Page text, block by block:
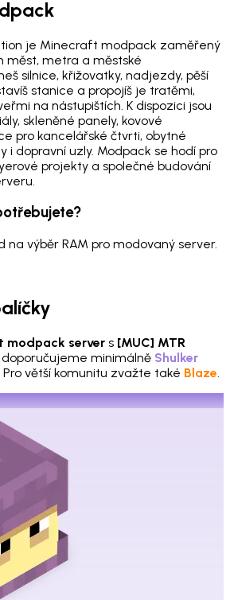
je Minecraft modpack zaměřený
měst, metra a městské
silnice, křižovatky, nadjezdy, pěší
stanice a propojíš je tratěmi,
na nástupištích. K dispozici jsou
skleněné panely, kovové
pro kancelářské čtvrti, obytné
i dopravní uzly. Modpack se hodí pro
projekty a společné budování
na výběr RAM pro modovaný server.
modpack server s [MUC] MTR
doporučujeme minimálně Shulker
Pro větší komunitu zvažte také Blaze.